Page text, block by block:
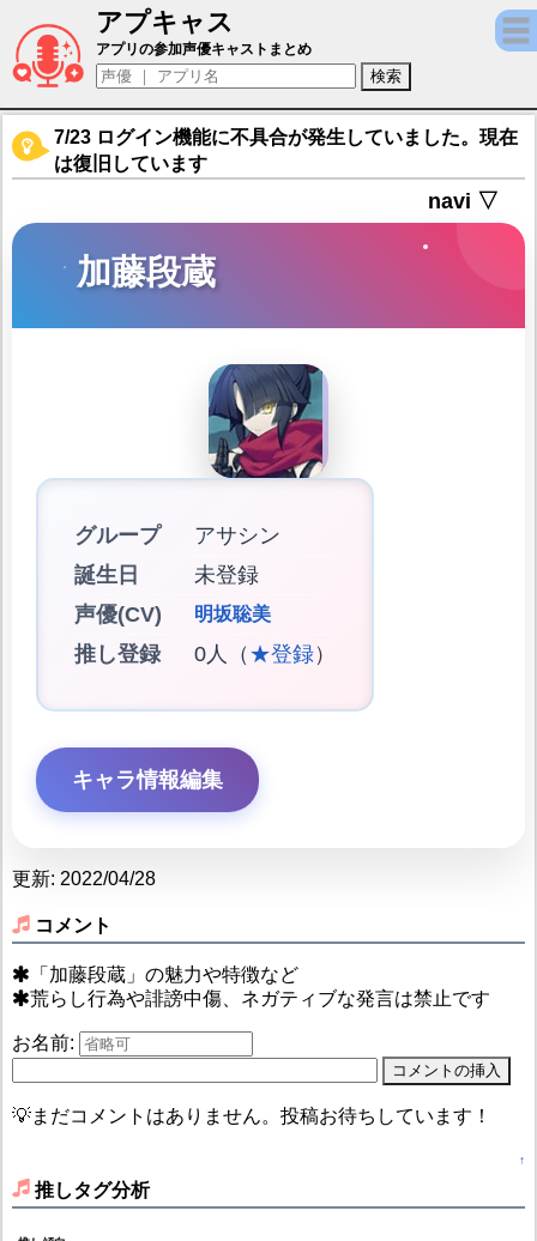
アプキャス
加藤段蔵（声優：明坂聡美)【Fate/Grand
アプリの参加声優キャストまとめ
7/23 ログイン機能に不具合が発生していました。現在
は復旧しています
navi ▽
加藤段蔵
グループ
アサシン
誕生日
未登録
声優(CV)
明坂聡美
推し登録 0人（ ★登録）
キャラ情報編集
更新: 2022/04/28
コメント
「加藤段蔵」の魅力や特徴など
荒らし行為や誹謗中傷、ネガティブな発言は禁止です
お名前:
💡まだコメントはありません。投稿お待ちしています！
↑
推しタグ分析